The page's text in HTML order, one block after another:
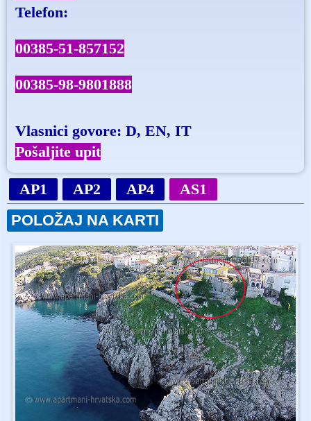
Telefon:
00385-51-857152
00385-98-9801888
Vlasnici govore: D, EN, IT
Pošaljite upit
AP1 AP2 AP4
AS1
POLOŽAJ NA KARTI